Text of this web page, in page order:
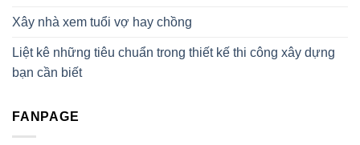
Xây nhà xem tuổi vợ hay chồng
Liệt kê những tiêu chuẩn trong thiết kế thi công xây dựng
bạn cần biết
FANPAGE